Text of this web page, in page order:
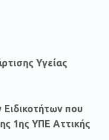
Υγείας
που
1ης ΥΠΕ Αττικής